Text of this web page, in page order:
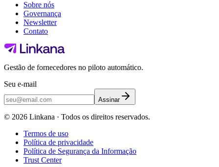
Sobre nós
Governança
Newsletter
Contato
Gestão de fornecedores no piloto automático.
Seu e-mail
Assinar
© 2026 Linkana · Todos os direitos reservados.
Termos de uso
Política de privacidade
Política de Segurança da Informação
Trust Center